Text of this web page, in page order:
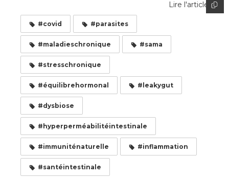
Lire l'article
#covid #parasites
#maladieschronique #sama
#stresschronique
#équilibrehormonal #leakygut
#dysbiose
#hyperperméabilitéintestinale
#immuniténaturelle #inflammation
#santéintestinale